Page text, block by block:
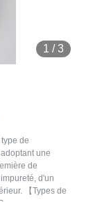
1 /3
de
une
de
d'un
【Types de